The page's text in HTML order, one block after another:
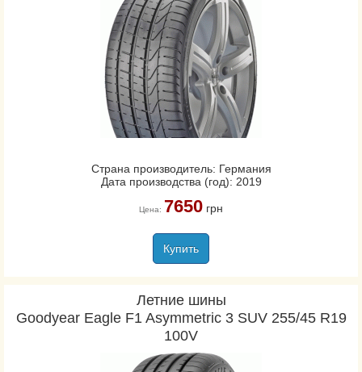
Страна производитель: Германия
Дата производства (год): 2019
Цена: 7650грн
Купить
Летние шины
Goodyear Eagle F1 Asymmetric 3 SUV 255/45 R19
100V